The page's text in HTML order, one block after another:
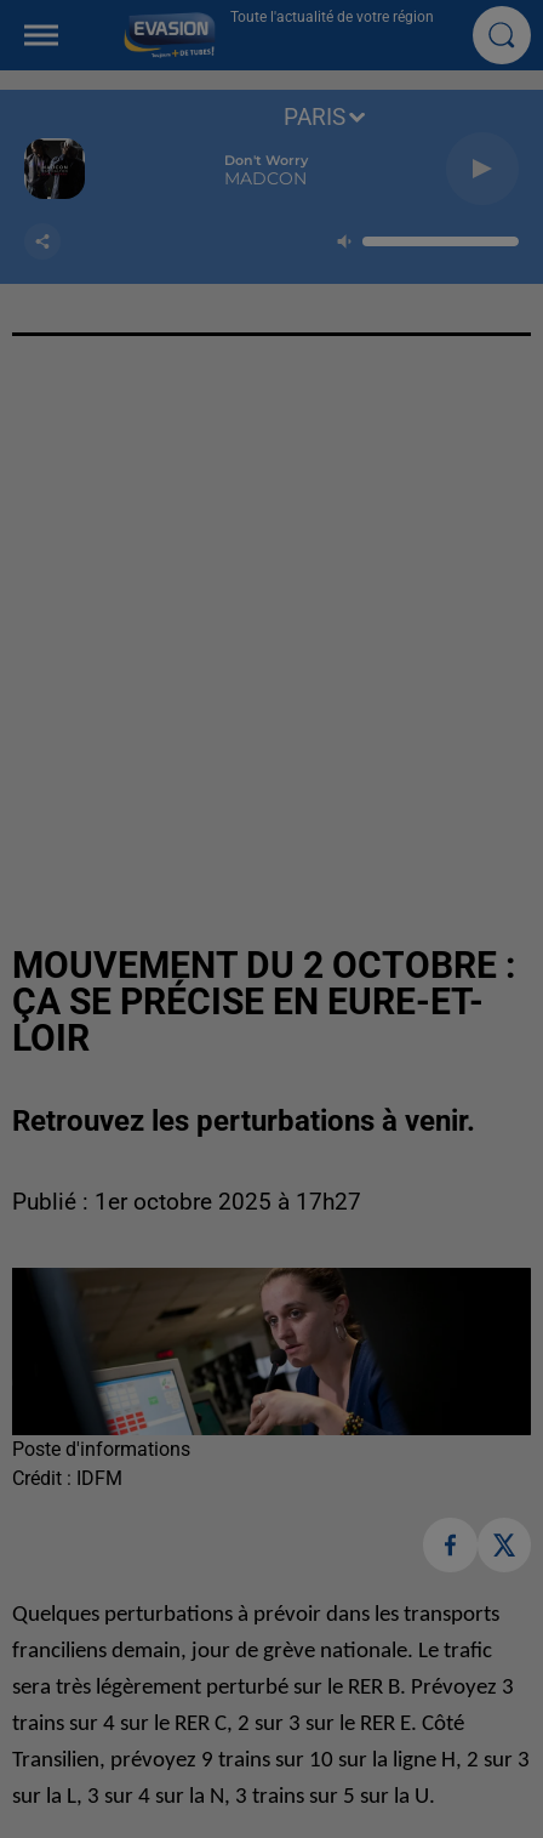
Toute l'actualité de votre région
Don't Worry
MADCON
PARIS
MOUVEMENT DU 2 OCTOBRE :
ÇA SE PRÉCISE EN EURE-ET-
LOIR
Retrouvez les perturbations à venir.
Publié : 1er octobre 2025 à 17h27
Poste d'informations
Crédit : IDFM
Quelques perturbations à prévoir dans les transports
franciliens demain, jour de grève nationale. Le trafic
sera très légèrement perturbé sur le RER B. Prévoyez 3
trains sur 4 sur le RER C, 2 sur 3 sur le RER E. Côté
Transilien, prévoyez 9 trains sur 10 sur la ligne H, 2 sur 3
sur la L, 3 sur 4 sur la N, 3 trains sur 5 sur la U.